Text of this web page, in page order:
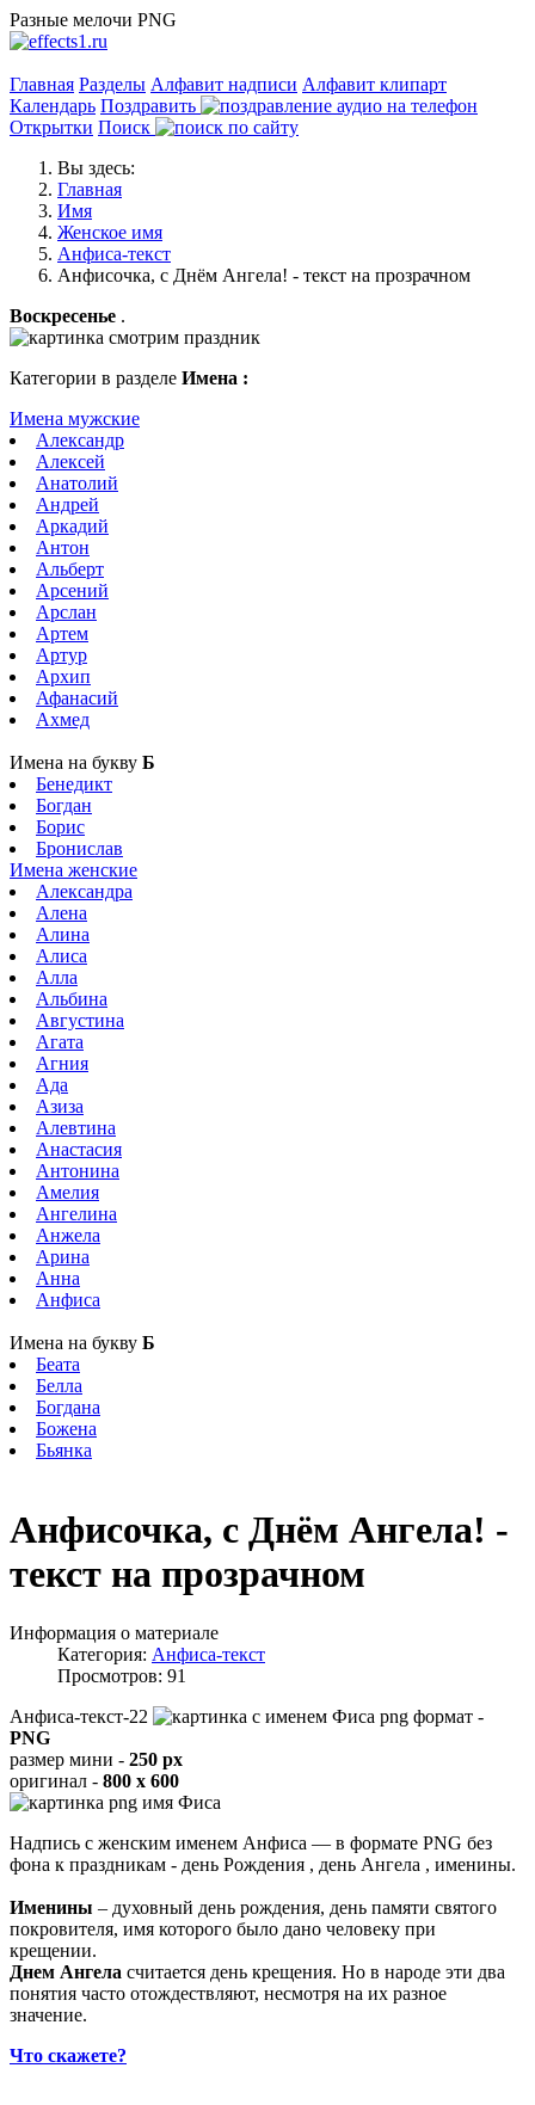
Разные мелочи PNG
Главная Разделы Алфавит надписи Алфавит клипарт
Календарь Поздравить
Открытки Поиск
Вы здесь:
Главная
Имя
Женское имя
Анфиса-текст
Анфисочка, с Днём Ангела! - текст на прозрачном
Воскресенье .
Категории в разделе Имена :
Имена мужские
Александр
Алексей
Анатолий
Андрей
Аркадий
Антон
Альберт
Арсений
Арслан
Артем
Артур
Архип
Афанасий
Ахмед
Имена на букву Б
Бенедикт
Богдан
Борис
Бронислав
Имена женские
Александра
Алена
Алина
Алиса
Алла
Альбина
Августина
Агата
Агния
Ада
Азиза
Алевтина
Анастасия
Антонина
Амелия
Ангелина
Анжела
Арина
Анна
Анфиса
Имена на букву Б
Беата
Белла
Богдана
Божена
Бьянка
Анфисочка, с Днём Ангела! -
текст на прозрачном
Информация о материале
Категория: Анфиса-текст
Просмотров: 91
Анфиса-текст-22
формат -
PNG
размер мини - 250 px
оригинал - 800 x 600
Надпись с женским именем Анфиса — в формате PNG без
фона к праздникам - день Рождения , день Ангела , именины.
Именины – духовный день рождения, день памяти святого
покровителя, имя которого было дано человеку при
крещении.
Днем Ангела считается день крещения. Но в народе эти два
понятия часто отождествляют, несмотря на их разное
значение.
Что скажете?